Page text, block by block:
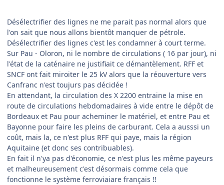
Désélectrifier des lignes ne me parait pas normal alors que
l'on sait que nous allons bientôt manquer de pétrole.
Désélectrifier des lignes c'est les condamner à court terme.
Sur Pau - Oloron, ni le nombre de circulations ( 16 par jour), ni
l'état de la caténaire ne justifiait ce démantèlement. RFF et
SNCF ont fait miroiter le 25 kV alors que la réouverture vers
Canfranc n'est toujurs pas décidée !
En attendant, la circulation des X 2200 entraine la mise en
route de circulations hebdomadaires à vide entre le dépôt de
Bordeaux et Pau pour acheminer le matériel, et entre Pau et
Bayonne pour faire les pleins de carburant. Cela a ausssi un
coût, mais la, ce n'est plus RFF qui paye, mais la région
Aquitaine (et donc ses contribuables).
En fait il n'ya pas d'économie, ce n'est plus les même payeurs
et malheureusement c'est désormais comme cela que
fonctionne le système ferroviaiare français !!